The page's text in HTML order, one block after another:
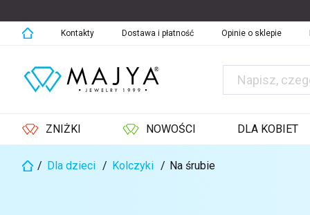
do
treści
Kontakty Dostawa i płatność Opinie o sklepie
ZNIŻKI NOWOŚCI DLA KOBIET
Home
/ Dla dzieci / Kolczyki / Na śrubie